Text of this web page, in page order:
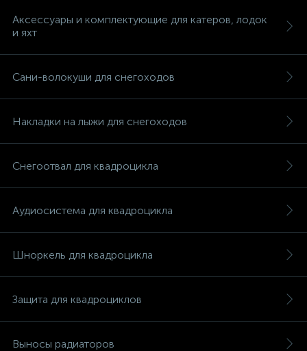
Аксессуары и комплектующие для катеров, лодок
и яхт
Сани-волокуши для снегоходов
Накладки на лыжи для снегоходов
Снегоотвал для квадроцикла
Аудиосистема для квадроцикла
Шноркель для квадроцикла
Защита для квадроциклов
Выносы радиаторов